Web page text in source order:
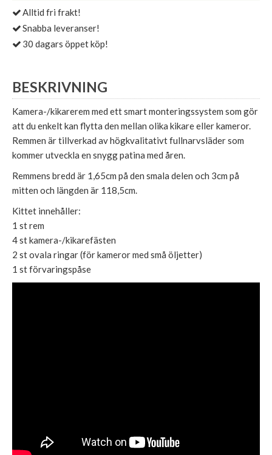
Alltid fri frakt!
Snabba leveranser!
30 dagars öppet köp!
BESKRIVNING
Kamera-/kikarerem med ett smart monteringssystem som gör
att du enkelt kan flytta den mellan olika kikare eller kameror.
Remmen är tillverkad av högkvalitativt fullnarvsläder som
kommer utveckla en snygg patina med åren.
Remmens bredd är 1,65cm på den smala delen och 3cm på
mitten och längden är 118,5cm.
Kittet innehåller:
1 st rem
4 st kamera-/kikarefästen
2 st ovala ringar (för kameror med små öljetter)
1 st förvaringspåse